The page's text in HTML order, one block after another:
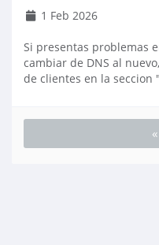
1 Feb 2026
Si presentas problemas
cambiar de DNS al
de clientes en la seccion